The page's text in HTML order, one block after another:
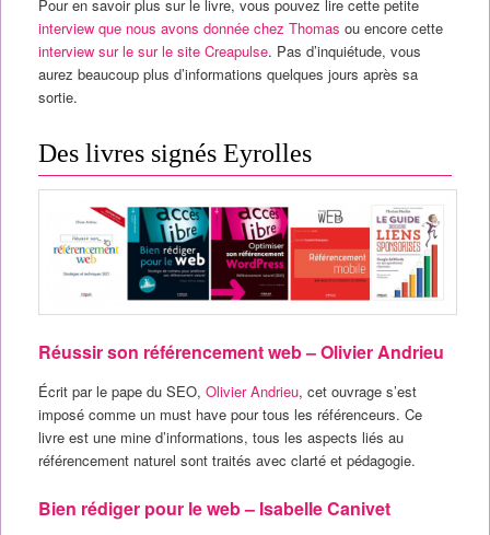
Pour en savoir plus sur le livre, vous pouvez lire cette petite
interview que nous avons donnée chez Thomas ou encore cette
interview sur le sur le site Creapulse. Pas d’inquiétude, vous
aurez beaucoup plus d’informations quelques jours après sa
sortie.
Des livres signés Eyrolles
Réussir son référencement web – Olivier Andrieu
Écrit par le pape du SEO, Olivier Andrieu, cet ouvrage s’est
imposé comme un must have pour tous les référenceurs. Ce
livre est une mine d’informations, tous les aspects liés au
référencement naturel sont traités avec clarté et pédagogie.
Bien rédiger pour le web – Isabelle Canivet